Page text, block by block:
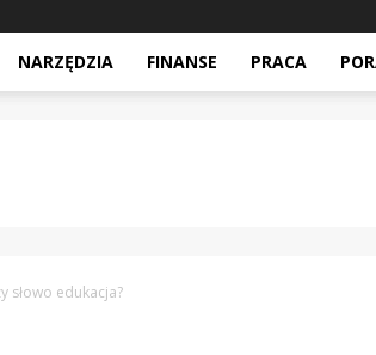
NARZĘDZIA FINANSE PRACA
słowo edukacja?